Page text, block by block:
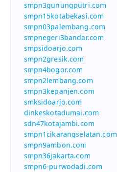
smpn3gunungputri.com
smpn15kotabekasi.com
smpn03palembang.com
smpnegeri3bandar.com
smpsidoarjo.com
smpn2gresik.com
smpn4bogor.com
smpn2lembang.com
smpn3kepanjen.com
smksidoarjo.com
dinkeskotadumai.com
sdn47kotajambi.com
smpn1cikarangselatan.com
smpn9ambon.com
smpn36jakarta.com
smpn6-purwodadi.com